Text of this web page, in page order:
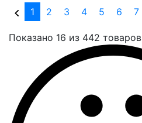
1 (current)
2 3 4 5 6 7
Показано 16 из 442 товаров